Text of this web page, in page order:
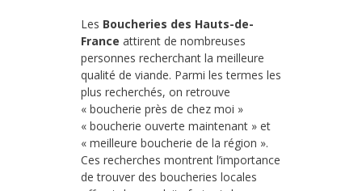
Les Boucheries des Hauts-de-
France attirent de nombreuses
personnes recherchant la meilleure
qualité de viande. Parmi les termes les
plus recherchés, on retrouve
« boucherie près de chez moi »
« boucherie ouverte maintenant » et
« meilleure boucherie de la région ».
Ces recherches montrent l’importance
de trouver des boucheries locales